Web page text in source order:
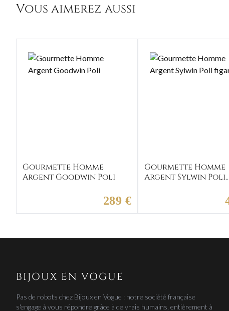
Vous aimerez aussi
Gourmette Homme
Argent Goodwin Poli
289 €
Gourmette Homme
Argent Sylwin Poli
BIJOUX EN VOGUE
Pas de robots chez Bijoux en Vogue : notre société française
s'engage à vous répondre grâce à de vrais humains, entièrement à